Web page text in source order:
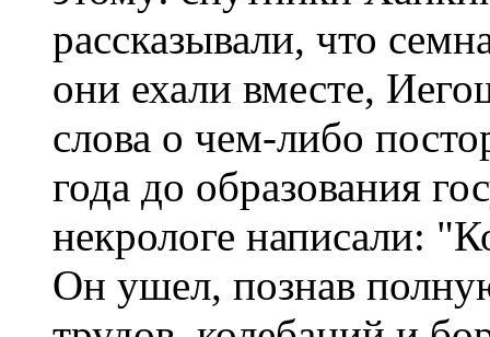
рассказывали, что
они ехали вместе,
слова о чем-либо
года до образования
некрологе написали:
Он ушел, познав